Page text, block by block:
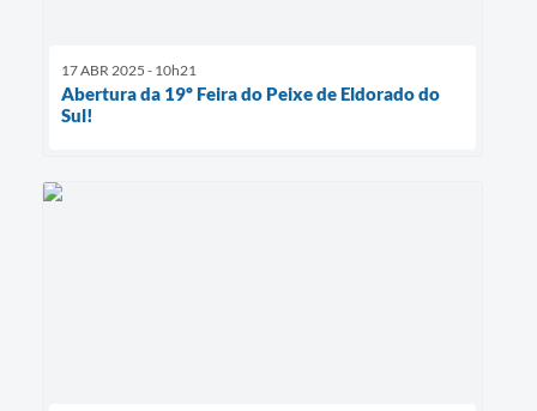
17 ABR 2025 - 10h21
Abertura da 19º Feira do Peixe de Eldorado do
Sul!